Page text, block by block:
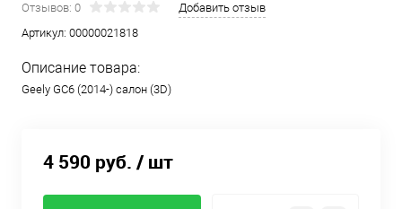
Отзывов: 0
Добавить отзыв
Артикул: 00000021818
Описание товара:
Geely GC6 (2014-) салон (3D)
4 590 руб. / шт